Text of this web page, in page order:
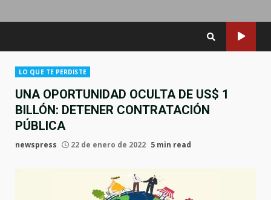
LO QUE TE PERDISTE
UNA OPORTUNIDAD OCULTA DE US$ 1
BILLÓN: DETENER CONTRATACIÓN
PÚBLICA
newspress 22 de enero de 2022 5 min read